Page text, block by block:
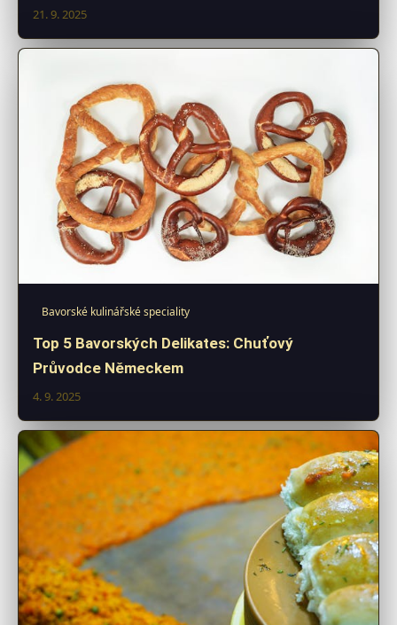
21. 9. 2025
Bavorské kulinářské speciality
Top 5 Bavorských Delikates: Chuťový
Průvodce Německem
4. 9. 2025